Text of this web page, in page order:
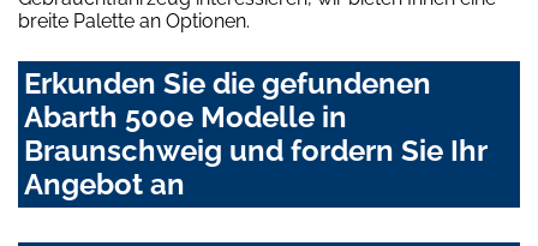
breite Palette an Optionen.
Erkunden Sie die gefundenen
Abarth 500e Modelle in
Braunschweig und fordern Sie Ihr
Angebot an